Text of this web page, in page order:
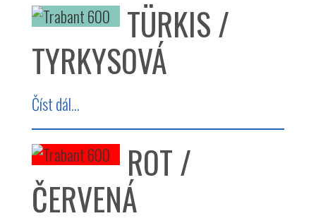
TÜRKIS /
TYRKYSOVÁ
Číst dál...
ROT /
ČERVENÁ